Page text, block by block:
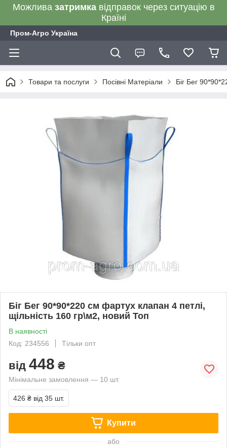
Можлива затримкавідправок через ситуацію в
Країні
Пром-Агро Україна
Товари та послуги Посівні Матеріали Біг Бег
Біг Бег 90*90*220 см фартух клапан 4 петлі,
щільність 160 гр\м2, новий Топ
В наявності
Код: 234556
Тільки опт
від 448 ₴
Мінімальне замовлення — 10 шт.
426 ₴ від 35 шт.
Купити
або